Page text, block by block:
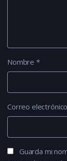
Nombre *
Correo
Guarda mi